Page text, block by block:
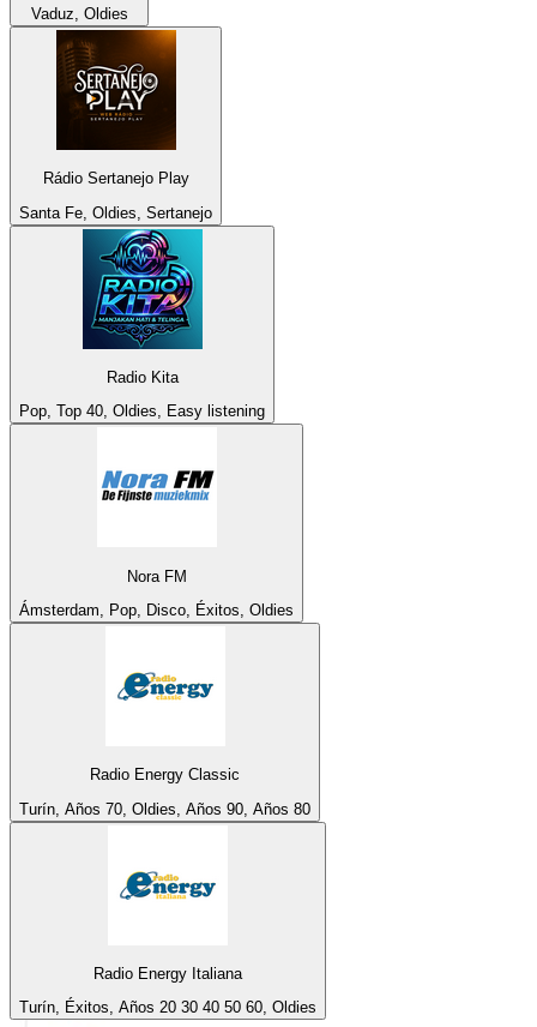
Vaduz, Oldies
Rádio Sertanejo Play
Santa Fe, Oldies, Sertanejo
Radio Kita
Pop, Top 40, Oldies, Easy listening
Nora FM
Ámsterdam, Pop, Disco, Éxitos, Oldies
Radio Energy Classic
Turín, Años 70, Oldies, Años 90, Años 80
Radio Energy Italiana
Turín, Éxitos, Años 20 30 40 50 60, Oldies